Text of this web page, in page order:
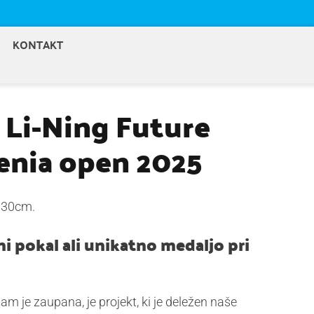
KONTAKT
Ning Future
open 2025
pokal ali unikatno medaljo pri
je zaupana, je projekt, ki je deležen naše